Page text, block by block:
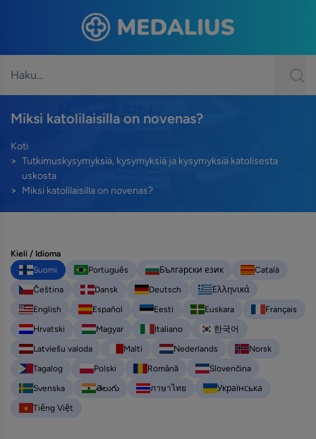
Miksi katolilaisilla on novenas?
Koti
Tutkimuskysymyksiä, kysymyksiä ja kysymyksiä katolisesta
uskosta
Miksi katolilaisilla on novenas?
Kieli / Idioma
Suomi
Português Български език
Català
Čeština
Dansk Deutsch
Ελληνικά
English
Español Eesti Euskara
Français
Hrvatski
Magyar Italiano
한국어
Latviešu valoda
Malti Nederlands
Norsk
Tagalog
Polski Română
Slovenčina
Svenska
తెలుగు ภาษาไทย
Українська
Tiếng Việt